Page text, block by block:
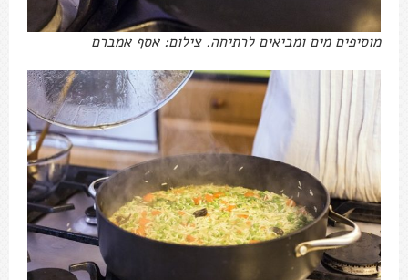
מוסיפים מים ומביאים לרתיחה. צילום: אסף אמברם